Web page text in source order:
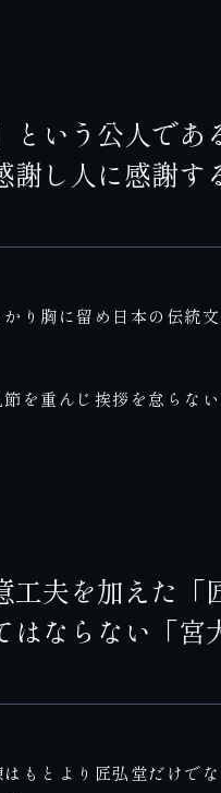
という公人であ
謝し人に感謝す
り胸に留め日本の伝統
を重んじ挨拶を怠らな
工夫を加えた
はならない「宮
もとより匠弘堂だけで